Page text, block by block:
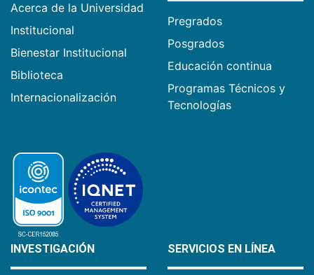
Acerca de la Universidad
Institucional
Bienestar Institucional
Biblioteca
Internacionalización
Pregrados
Posgrados
Educación continua
Programas Técnicos y
Tecnologías
INVESTIGACIÓN SERVICIOS EN LÍNEA